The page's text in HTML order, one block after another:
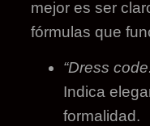
mejor es ser
fórmulas que
“Dress
Indica
formalidad.